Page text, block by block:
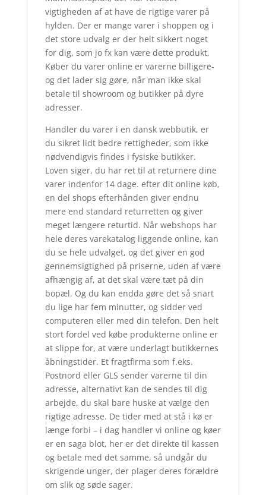
vigtigheden af at have de rigtige varer på
hylden. Der er mange varer i shoppen og i
det store udvalg er der helt sikkert noget
for dig, som jo fx kan være dette produkt.
Køber du varer online er varerne billigere-
og det lader sig gøre, når man ikke skal
betale til showroom og butikker på dyre
adresser.
Handler du varer i en dansk webbutik, er
du sikret lidt bedre rettigheder, som ikke
nødvendigvis findes i fysiske butikker.
Loven siger, du har ret til at returnere dine
varer indenfor 14 dage. efter dit online køb,
en del shops efterhånden giver endnu
mere end standard returretten og giver
meget længere returtid. Når webshops har
hele deres varekatalog liggende online, kan
du se hele udvalget, og det giver en god
gennemsigtighed på priserne, uden af være
afhængig af, at det skal være tæt på din
bopæl. Og du kan endda gøre det så snart
du lige har fem minutter, og sidder ved
computeren eller med din telefon. Den helt
stort fordel ved købe produkterne online er
at slippe for, at være underlagt butikkernes
åbningstider. Et fragtfirma som f.eks.
Postnord eller GLS sender varerne til din
adresse, alternativt kan de sendes til dig
arbejde, du skal bare huske at vælge den
rigtige adresse. De tider med at stå i kø er
længe forbi – i dag handler vi online og køer
er en saga blot, her er det direkte til kassen
og betale med det samme, så undgår du
skrigende unger, der plager deres forældre
om slik og søde sager.